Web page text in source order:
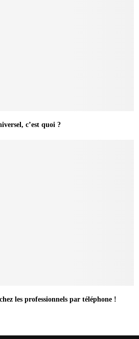
c’est quoi ?
les professionnels par téléphone !